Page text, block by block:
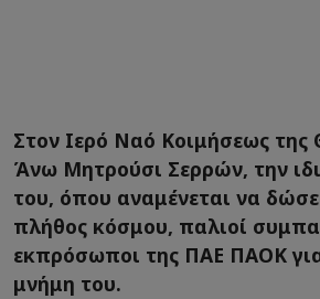
Στον Ιερό Ναό Κοιμήσεως της
Άνω Μητρούσι Σερρών, την
του, όπου αναμένεται να
πλήθος κόσμου, παλιοί
εκπρόσωποι της ΠΑΕ ΠΑΟΚ
μνήμη του.